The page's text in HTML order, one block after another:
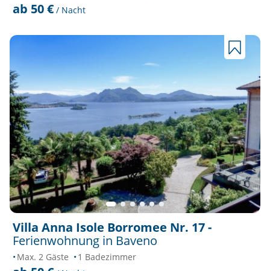
ab 50 € / Nacht
Villa Anna Isole Borromee Nr. 17 -
Ferienwohnung in Baveno
Max. 2 Gäste 1 Badezimmer